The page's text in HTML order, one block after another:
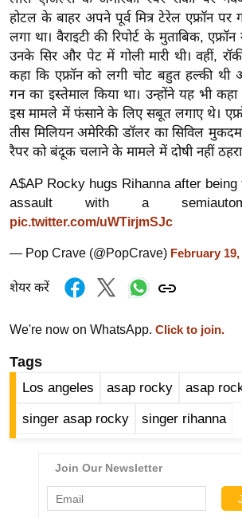
सा
हि
त्य
ज
ग
त
ऑ
व
र्ल्ड
ज
फ
रं
ज
ज
होटल के बाहर अपने पूर्व मित्र टेरेल एफ्रॉन पर
लगा था। वैराइटी की रिपोर्ट के मुताबिक,
उनके सिर और पेट में गोली मारी थी। वहीं,
कहा कि एफ्रॉन को लगी चोट बहुत हल्की थी
गन का इस्तेमाल किया था। उन्होंने यह भी कहा
इस मामले में फंसाने के लिए सबूत लगाए थे।
तीस मिलियन अमेरिकी डॉलर का सिविल
रैपर को बंदूक चलाने के मामले में दोषी नहीं
A$AP Rocky hugs Rihanna after
assault with a
pic.twitter.com/uWTirjmSJc
— Pop Crave (@PopCrave) February 19,
शेयर करें
We're now on WhatsApp. Click to join.
Tags
Los angeles asap rocky asap
singer asap rocky singer rihanna